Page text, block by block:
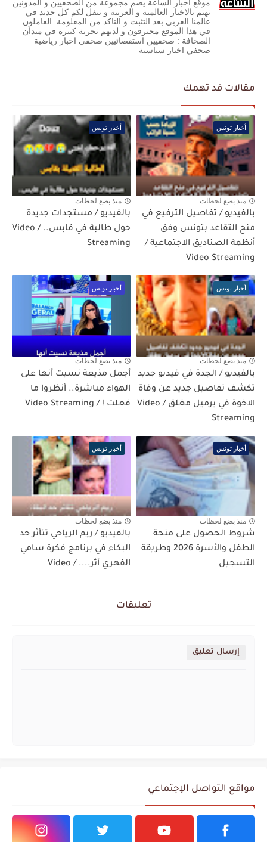
موقع أخبار الساعة يضم مجموعة من الصحفيين و المدونين
نهتم بالاخبار العالمية و العربية و ننقل لكم كل جديد في
عالمنا العربي بعد التثبت و التاكد من المعلومة. العاملون
في هذا الموقع محترفون و لديهم تجربة كبيرة في ميدان
الصحافة : صحفيين استقصائيين صحفي اخبار رياضية
صحفي اخبار سياسية
مقالات قد تهمك
أخبار تونس
منذ بضع لحظات
بالفيديو / تفاصيل الترفيع في
منح التقاعد بتونس وفق
أنظمة الصناديق الاجتماعية /
Video Streaming
أخبار تونس
منذ بضع لحظات
بالفيديو / مستجدات جديدة
حول طالبة في قابس.. / Video
Streaming
أخبار تونس
منذ بضع لحظات
بالفيديو / الجدة في فيديو جديد
تكشف تفاصيل جديد عن وفاة
الاخوة في برميل مغلق / Video
Streaming
أخبار تونس
منذ بضع لحظات
أجمل مذيعة نسيت أنها على
الهواء مباشرة.. أنظروا ما
فعلت ! / Video Streaming
أخبار تونس
منذ بضع لحظات
شروط الحصول على منحة
الطفل والأسرة 2026 وطريقة
التسجيل
أخبار تونس
منذ بضع لحظات
بالفيديو / ريم الرياحي تتأثر حد
البكاء في برنامج فكرة سامي
الفهري أثر.... / Video
تعليقات
إرسال تعليق
مواقع التواصل الإجتماعي